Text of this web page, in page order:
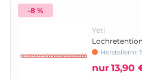
-8 %
Yeti
Herstellernr:
nur13,90